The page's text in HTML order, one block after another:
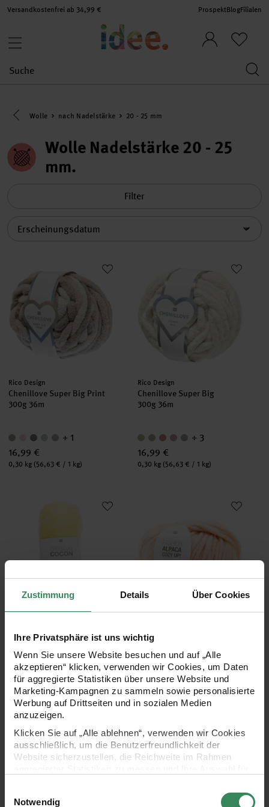
Zustimmung Details Über Cookies
Ihre Privatsphäre ist uns wichtig
Wenn Sie unsere Website besuchen und auf „Alle
akzeptieren“ klicken, verwenden wir Cookies, um Daten
für aggregierte Statistiken über unsere Website und
Marketing-Kampagnen zu sammeln sowie personalisierte
Werbung auf Drittseiten und in sozialen Medien
anzuzeigen.
Klicken Sie auf „Alle ablehnen“, verwenden wir Cookies
ausschließlich, um die Benutzerfreundlichkeit der
Website sicherzustellen, die Reichweite im Rahmen
Ihre Einwilligung ist freiwillig und kann jederzeit über den
Notwendig
Versandkostenfrei ab 34,99 € ProspektBlogFilialen
Eine Kategorie zurück navigieren
Wolle nach Nadelstärke 20 - 25 mm
Wolle Nadelstärke 20 - 25
mm
Filter
Chenillove Super Big Print
Hersteller:
Rico Design
Chenillove Super Big Print
300g 36m
+ 1
16,99 €
Inhalt:
0,30 kg (56,63 € / 1 kg)
Hersteller:
Rico Design
Chenillove Super Big
300g 36m
+ 3
16,99 €
Inhalt:
0,30 kg (56,63 € / 1 kg)
200g 15,4m
+ 4
14,99 €
Inhalt:
0,20 kg (74,95 € / 1 kg)
Fashion Alpaca Cozy Up!
100g 47m
14,99 €
Inhalt:
0,10 kg(149,90 € / 1 kg)
Creative XXL Fashion Gigantic Mohair